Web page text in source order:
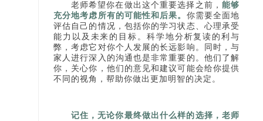
老师希望你在做出这个重要选择之前， 能够
充分地考虑所有的可能性和后果。 你需要全面地
评估自己的情况，包括你的学习状态、心理承受
能力以及未来的目标。科学地分析复读的利与
弊，考虑它对你个人发展的长远影响。同时，与
家人进行深入的沟通也是非常重要的。他们了解
你，关心你，他们的意见和建议可能会给你提供
不同的视角，帮助你做出更加明智的决定。
记住，无论你最终做出什么样的选择，老师